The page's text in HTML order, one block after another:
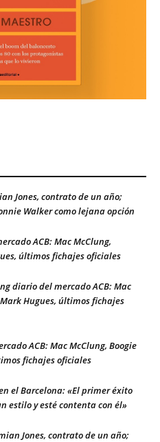
Jones, contrato de un año;
Walker como lejana opción
ACB: Mac McClung,
últimos fichajes oficiales
diario del mercado ACB: Mac
Hugues, últimos fichajes
ACB: Mac McClung, Boogie
fichajes oficiales
el Barcelona: «El primer éxito
estilo y esté contenta con él»
Jones, contrato de un año;